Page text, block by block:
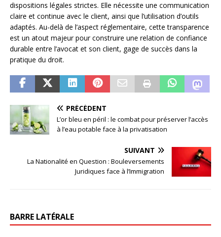
dispositions légales strictes. Elle nécessite une communication
claire et continue avec le client, ainsi que l’utilisation d’outils
adaptés. Au-delà de l’aspect réglementaire, cette transparence
est un atout majeur pour construire une relation de confiance
durable entre l’avocat et son client, gage de succès dans la
pratique du droit.
PRÉCÉDENT
L’or bleu en péril : le combat pour préserver l’accès
à l’eau potable face à la privatisation
SUIVANT
La Nationalité en Question : Bouleversements
Juridiques face à l’Immigration
BARRE LATÉRALE